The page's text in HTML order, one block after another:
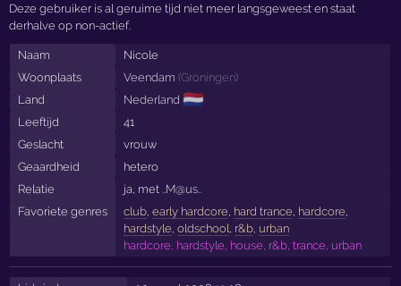
Deze gebruiker is al geruime tijd niet meer langsgeweest en staat
derhalve op non-actief.
Naam
Nicole
Woonplaats
Veendam (Groningen)
Land
Nederland 🇳🇱
Leeftijd
41
Geslacht
vrouw
Geaardheid
hetero
Relatie
ja, met ..M@us..
Favoriete genres
club, early hardcore hard trance hardcore
hardstyle oldschool r&b, urban
hardcore, hardstyle, house, r&b, trance, urban